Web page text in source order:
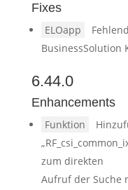
Fixes
ELOapp
BusinessSolution
6.44.0
Enhancements
Funktion
zum direkten
Aufruf der Suche